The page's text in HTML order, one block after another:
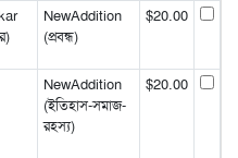
NewAddition
(প্রবন্ধ)
$20.00
NewAddition
(ইতিহাস-সমাজ-
রহস্য)
$20.00